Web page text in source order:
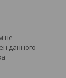
не
данного